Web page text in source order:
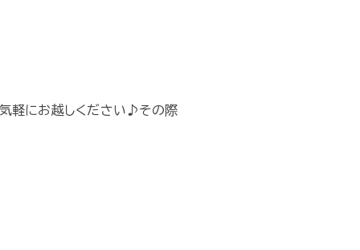
軽にお越しください♪その際